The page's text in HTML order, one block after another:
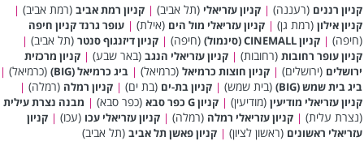
קניון רננים (רעננה) | קניון עזריאלי (תל אביב) | קניון רמת אביב (רמת אביב) |
קניון אילון (רמת גן) | קניון עזריאלי מול הים (אילת) | עופר גרנד קניון חיפה
(חיפה) | קניון CINEMALL (סינמול) (חיפה) | קניון דיזנגוף סנטר (תל אביב) |
קניון עופר רחובות (רחובות) | קניון עזריאלי הנגב (באר שבע) | קניון מרכזית
ירושלים (ירושלים) | קניון חוצות כרמיאל (כרמיאל) | ביג כרמיאל (BIG) (כרמיאל) |
ביג בית שמש (BIG)
(בית שמש) | קניון בת-ים (בת ים) | קניון רמלה (רמלה) |
קניון עזריאלי מודיעין (מודיעין) | קניון G כפר סבא (כפר סבא) | מבנה נצרת עילית
(נצרת עלית) | קניון עזריאלי רמלה (רמלה) | קניון עזריאלי עכו (עכו) | קניון
עזריאלי ראשונים (ראשון לציון) | קניון פאשן תל אביב (תל אביב)